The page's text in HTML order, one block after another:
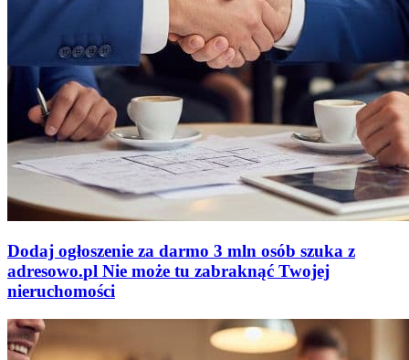
Dodaj ogłoszenie za darmo 3 mln osób szuka z
adresowo.pl Nie może tu zabraknąć Twojej
nieruchomości